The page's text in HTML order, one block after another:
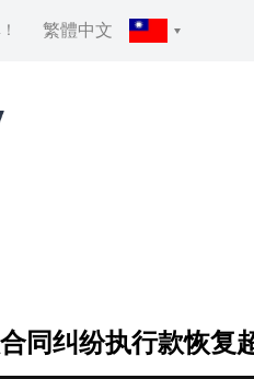
繁體中文
同纠纷执行款恢复